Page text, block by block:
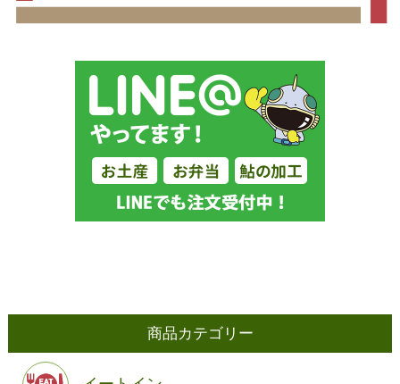
商品カテゴリー